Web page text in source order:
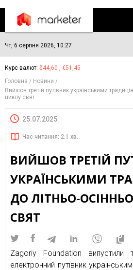
Чт, 6 серпня 2026, 10:27
Курс валют: $44,60 , €51,45
Головна
Новини
Вийшов третій путівник українськими
циклу свят
25.07.2025
Час читання: 2.1 хв.
ВИЙШОВ ТРЕТІЙ
УКРАЇНСЬКИМИ
ДО ЛІТНЬО-
СВЯТ
Zagoriy Foundation випустили
електронний путівник